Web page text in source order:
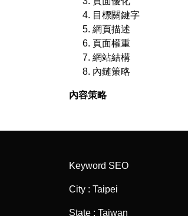
目標關鍵字
網頁描述
頁面權重
網站結構
內鏈策略
內容策略
Keyword SEO
City : Taipei
State : Taiwan